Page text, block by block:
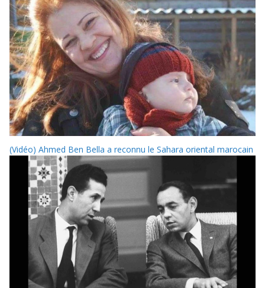
(Vidéo) Ahmed Ben Bella a reconnu le Sahara oriental marocain